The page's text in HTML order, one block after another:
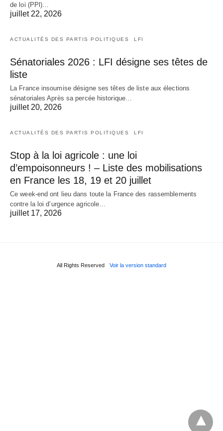
de loi (PPl)…
juillet 22, 2026
ACTUALITÉS DES PARTIS POLITIQUES LFI
Sénatoriales 2026 : LFI désigne ses têtes de
liste
La France insoumise désigne ses têtes de liste aux élections
sénatoriales Après sa percée historique…
juillet 20, 2026
ACTUALITÉS DES PARTIS POLITIQUES LFI
Stop à la loi agricole : une loi
d’empoisonneurs ! – Liste des mobilisations
en France les 18, 19 et 20 juillet
Ce week-end ont lieu dans toute la France des rassemblements
contre la loi d’urgence agricole…
juillet 17, 2026
All Rights Reserved Voir la version standard